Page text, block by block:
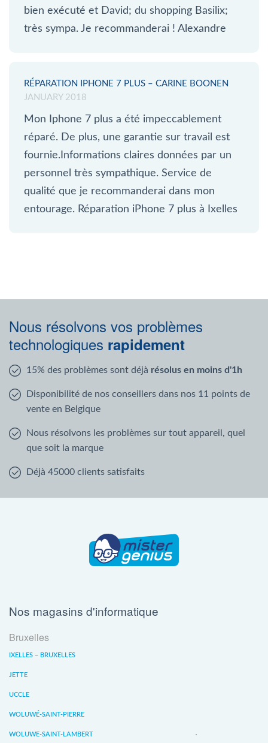
bien exécuté et David; du shopping Basilix;
très sympa. Je recommanderai ! Alexandre
RÉPARATION IPHONE 7 PLUS – CARINE BOONEN
JANUARY 2018
Mon Iphone 7 plus a été impeccablement
réparé. De plus, une garantie sur travail est
fournie.Informations claires données par un
personnel très sympathique. Service de
qualité que je recommanderai dans mon
entourage. Réparation iPhone 7 plus à Ixelles
Nous résolvons vos problèmes
technologiques rapidement
15% des problèmes sont déjà résolus en moins d'1h
Disponibilité de nos conseillers dans nos 11 points de
vente en Belgique
Nous résolvons les problèmes sur tout appareil, quel
que soit la marque
Déjà 45000 clients satisfaits
Nos magasins d'informatique
Bruxelles
IXELLES – BRUXELLES
JETTE
UCCLE
WOLUWÉ-SAINT-PIERRE
WOLUWE-SAINT-LAMBERT